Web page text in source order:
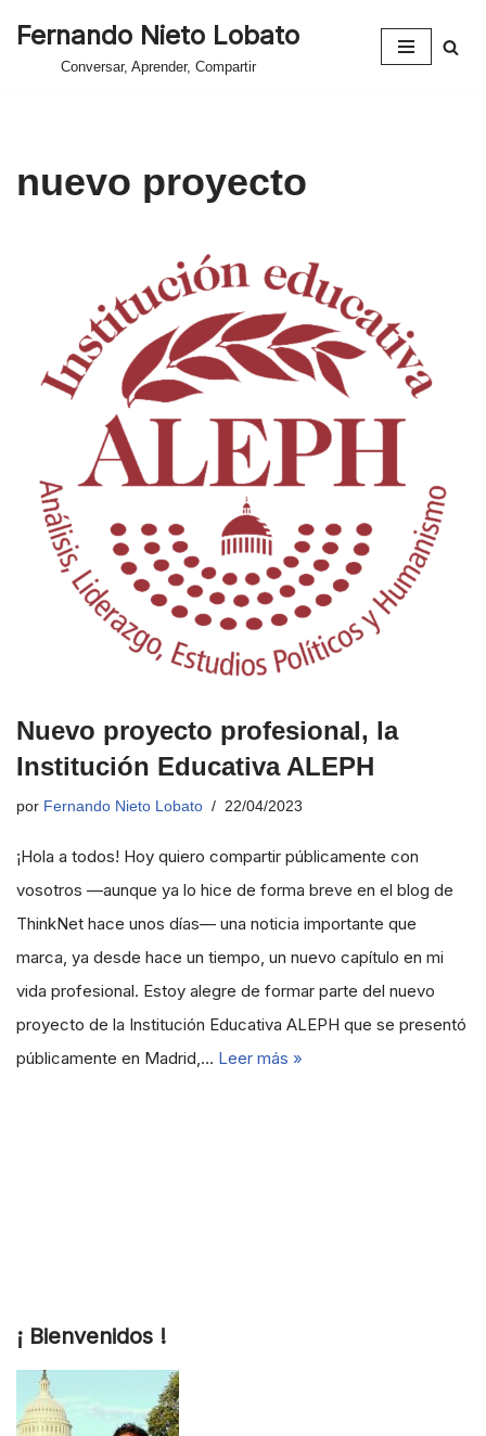
Fernando Nieto Lobato
Conversar, Aprender, Compartir
nuevo proyecto
Nuevo proyecto profesional, la
Institución Educativa ALEPH
por Fernando Nieto Lobato 22/04/2023
¡Hola a todos! Hoy quiero compartir públicamente con
vosotros —aunque ya lo hice de forma breve en el blog de
ThinkNet hace unos días— una noticia importante que
marca, ya desde hace un tiempo, un nuevo capítulo en mi
vida profesional. Estoy alegre de formar parte del nuevo
proyecto de la Institución Educativa ALEPH que se presentó
públicamente en Madrid,… Leer más »
¡ Bienvenidos !